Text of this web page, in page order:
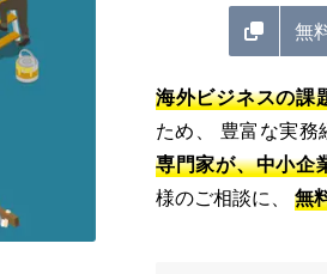
無
海外ビジネスの課
ため、 豊富な実務
専門家が、中小企
様のご相談に、 無